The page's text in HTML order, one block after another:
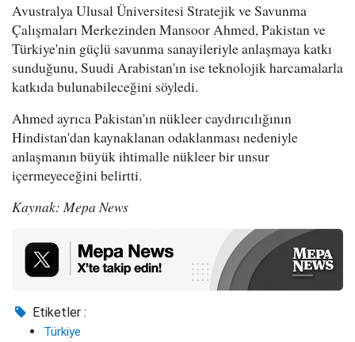
Avustralya Ulusal Üniversitesi Stratejik ve Savunma
Çalışmaları Merkezinden Mansoor Ahmed, Pakistan ve
Türkiye'nin güçlü savunma sanayileriyle anlaşmaya katkı
sunduğunu, Suudi Arabistan'ın ise teknolojik harcamalarla
katkıda bulunabileceğini söyledi.
Ahmed ayrıca Pakistan'ın nükleer caydırıcılığının
Hindistan'dan kaynaklanan odaklanması nedeniyle
anlaşmanın büyük ihtimalle nükleer bir unsur
içermeyeceğini belirtti.
Kaynak: Mepa News
Etiketler :
Türkiye